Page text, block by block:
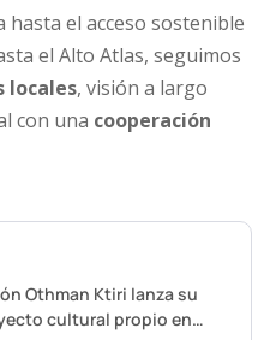
el acceso sostenible
el Alto Atlas, seguimos
locales, visión a largo
con una cooperación
Othman Ktiri lanza su
cultural propio en